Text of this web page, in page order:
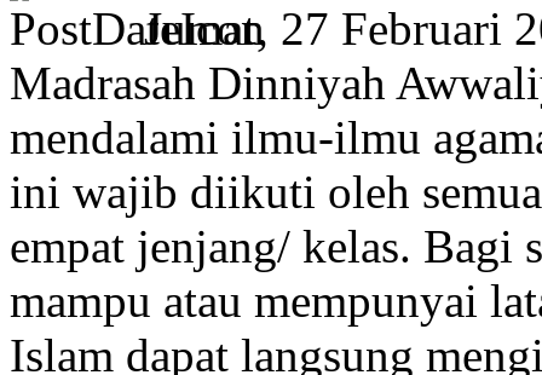
Jumat, 27 Februari
Madrasah Dinniyah
mendalami ilmu-ilmu
ini wajib diikuti oleh
empat jenjang/ kelas. Bagi
mampu atau mempunyai
Islam dapat langsung